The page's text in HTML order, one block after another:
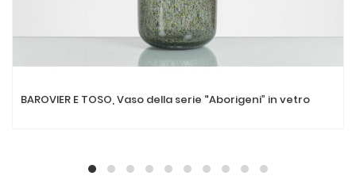
BAROVIER E TOSO, Vaso della serie “Aborigeni” in vetro